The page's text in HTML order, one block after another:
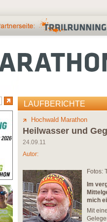
LAUFBERICHTE
Hochwald Marathon
Heilwasser und
24.09.11
Autor:
Fotos:
Im
mich
Mit